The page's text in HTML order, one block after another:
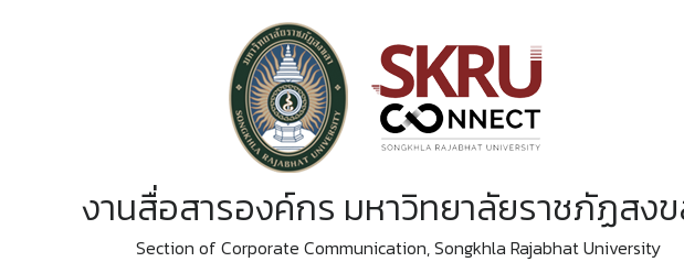
งานสื่อสารองค์กร มหาวิทยาลัยราชภัฏสง
Section of Corporate Communication, Songkhla Rajabhat University